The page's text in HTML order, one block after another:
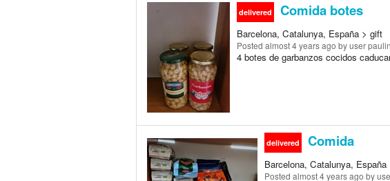
delivered Comida botes
Barcelona, Catalunya, España > gift
Posted almost 4 years ago by user
4 botes de garbanzos cocidos
delivered Comida
Barcelona, Catalunya,
Posted almost 4 years ago by